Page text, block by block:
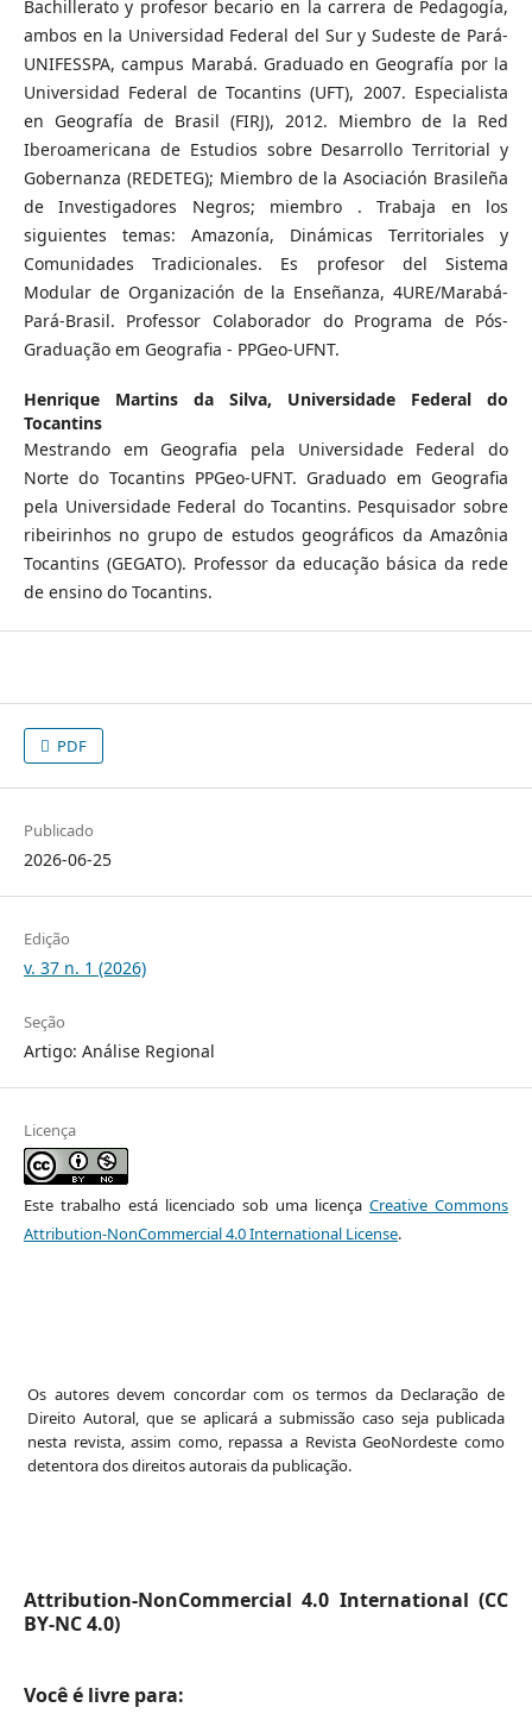
Bachillerato y profesor becario en la carrera de Pedagogía,
ambos en la Universidad Federal del Sur y Sudeste de Pará-
UNIFESSPA, campus Marabá. Graduado en Geografía por la
Universidad Federal de Tocantins (UFT), 2007. Especialista
en Geografía de Brasil (FIRJ), 2012. Miembro de la Red
Iberoamericana de Estudios sobre Desarrollo Territorial y
Gobernanza (REDETEG); Miembro de la Asociación Brasileña
de Investigadores Negros; miembro . Trabaja en los
siguientes temas: Amazonía, Dinámicas Territoriales y
Comunidades Tradicionales. Es profesor del Sistema
Modular de Organización de la Enseñanza, 4URE/Marabá-
Pará-Brasil. Professor Colaborador do Programa de Pós-
Graduação em Geografia - PPGeo-UFNT.
Henrique Martins da Silva, Universidade Federal do
Tocantins
Mestrando em Geografia pela Universidade Federal do
Norte do Tocantins PPGeo-UFNT. Graduado em Geografia
pela Universidade Federal do Tocantins. Pesquisador sobre
ribeirinhos no grupo de estudos geográficos da Amazônia
Tocantins (GEGATO). Professor da educação básica da rede
de ensino do Tocantins.
PDF
Publicado
2026-06-25
Edição
v. 37 n. 1 (2026)
Seção
Artigo: Análise Regional
Licença
Este trabalho está licenciado sob uma licençaCreative Commons
Attribution-NonCommercial 4.0 International License.
Os autores devem concordar com os termos da Declaração de
Direito Autoral, que se aplicará a submissão caso seja publicada
nesta revista, assim como, repassa a Revista GeoNordeste como
detentora dos direitos autorais da publicação.
Attribution-NonCommercial 4.0 International (CC
BY-NC 4.0)
Você é livre para: